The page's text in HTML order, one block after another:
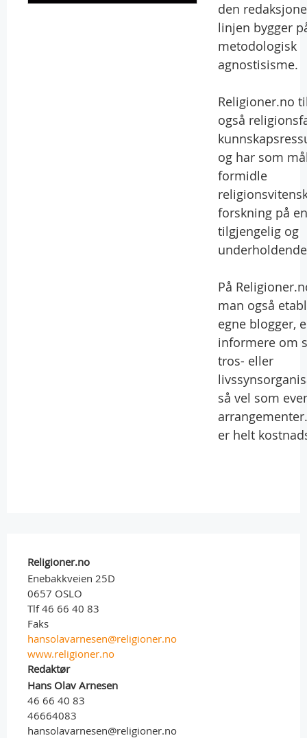
den
linjen bygger
metodologisk
agnostisisme.
Religioner.no
også
og har som
formidle
forskning på en
tilgjengelig og
På
man også
egne blogger,
informere om
tros- eller
så vel som
er helt
Religioner.no
Enebakkveien 25D
0657 OSLO
Tlf 46 66 40 83
Faks
hansolavarnesen@religioner.no
www.religioner.no
Redaktør
Hans Olav Arnesen
46 66 40 83
46664083
hansolavarnesen@religioner.no